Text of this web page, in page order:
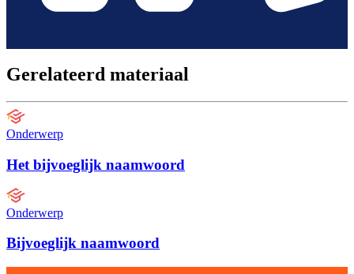
Gerelateerd materiaal
Onderwerp
Het bijvoeglijk naamwoord
Onderwerp
Bijvoeglijk naamwoord